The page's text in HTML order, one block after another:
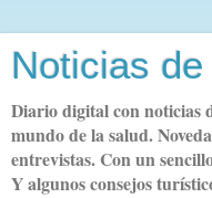
Noticias
Diario digital con noticias
mundo de la salud.
entrevistas. Con un
Y algunos consejos